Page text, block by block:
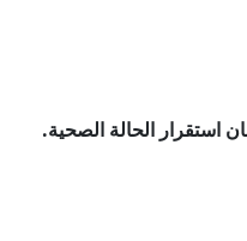
استقرار الحالة الصحية.